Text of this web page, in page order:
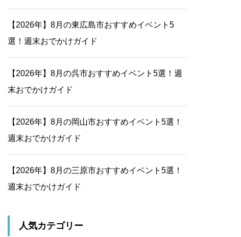
【2026年】8月の東広島市おすすめイベント5
選！週末おでかけガイド
【2026年】8月の呉市おすすめイベント5選！週
末おでかけガイド
【2026年】8月の岡山市おすすめイベント5選！
週末おでかけガイド
【2026年】8月の三原市おすすめイベント5選！
週末おでかけガイド
人気カテゴリー